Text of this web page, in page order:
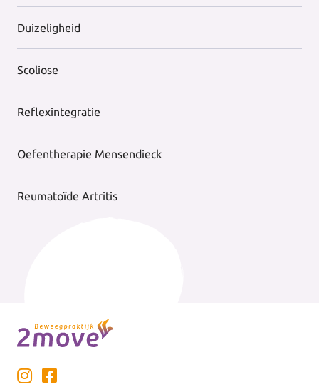
Duizeligheid
Scoliose
Reflexintegratie
Oefentherapie Mensendieck
Reumatoïde Artritis